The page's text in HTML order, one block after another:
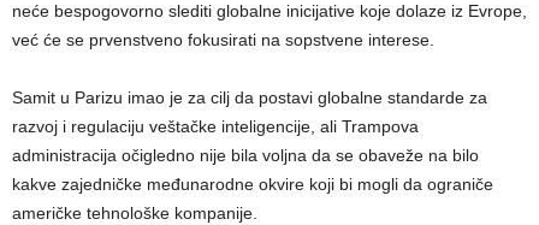
neće bespogovorno slediti globalne inicijative koje dolaze iz Evrope,
već će se prvenstveno fokusirati na sopstvene interese.
Samit u Parizu imao je za cilj da postavi globalne standarde za
razvoj i regulaciju veštačke inteligencije, ali Trampova
administracija očigledno nije bila voljna da se obaveže na bilo
kakve zajedničke međunarodne okvire koji bi mogli da ograniče
američke tehnološke kompanije.